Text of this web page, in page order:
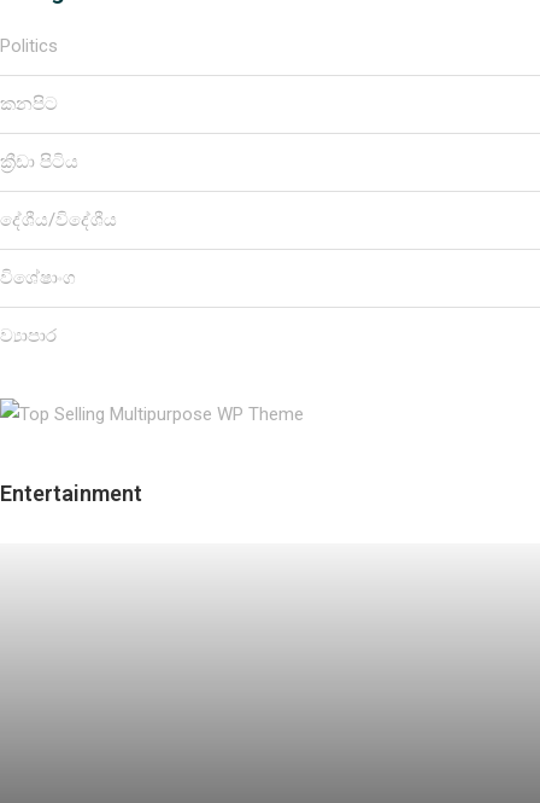
Politics
කනපිට
ක්‍රීඩා පිටිය
දේශීය/විදේශීය
විශේෂාංග
ව්‍යාපාර
Entertainment